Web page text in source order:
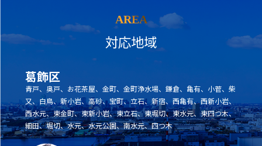
AREA
対応地域
葛飾区
青戸、奥戸、お花茶屋、金町、金町浄水場、鎌倉、亀有、小菅、柴
又、白鳥、新小岩、高砂、宝町、立石、新宿、西亀有、西新小岩、
西水元、東金町、東新小岩、東立石、東堀切、東水元、東四つ木、
細田、堀切、水元、水元公園、南水元、四つ木